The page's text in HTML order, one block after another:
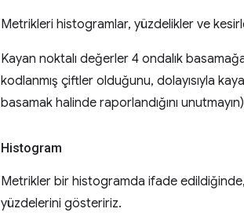
Metrikleri histogramlar, yüzdelikler ve
Kayan noktalı değerler 4 ondalık
kodlanmış çiftler olduğunu, dolayısıyla
basamak halinde raporlandığını
Histogram
Metrikler bir histogramda ifade
yüzdelerini gösteririz.